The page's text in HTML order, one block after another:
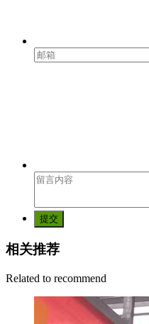
提交
相关推荐
Related to recommend